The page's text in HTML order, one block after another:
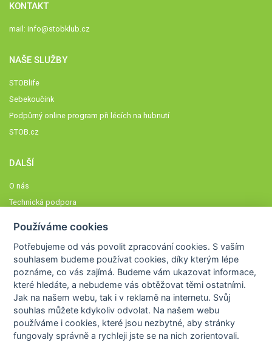
KONTAKT
mail: info@stobklub.cz
NAŠE SLUŽBY
STOBlife
Sebekoučink
Podpůrný online program při lécích na hubnutí
STOB.cz
DALŠÍ
O nás
Technická podpora
Členové STOBklubu
Zásady nakládání s osobními údaji
Otestujte se
Spočítejte si
Výzva 52
Používáme cookies
Potřebujeme od vás povolit zpracování cookies. S vaším
souhlasem budeme používat cookies, díky kterým lépe
poznáme,co vás zajímá. Budeme vám ukazovat informace,
které hledáte, a nebudeme vás obtěžovat těmi ostatními.
Jak na našem webu, tak i v reklamě na internetu. Svůj
souhlas můžete kdykoliv odvolat. Na našem webu
používáme i cookies, které jsou nezbytné, aby stránky
fungovaly správně a rychleji jste se na nich zorientovali.